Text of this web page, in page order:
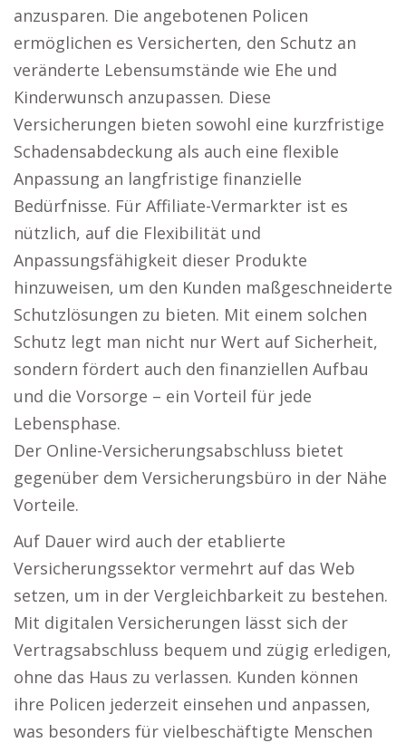
anzusparen. Die angebotenen Policen
ermöglichen es Versicherten, den Schutz an
veränderte Lebensumstände wie Ehe und
Kinderwunsch anzupassen. Diese
Versicherungen bieten sowohl eine kurzfristige
Schadensabdeckung als auch eine flexible
Anpassung an langfristige finanzielle
Bedürfnisse. Für Affiliate-Vermarkter ist es
nützlich, auf die Flexibilität und
Anpassungsfähigkeit dieser Produkte
hinzuweisen, um den Kunden maßgeschneiderte
Schutzlösungen zu bieten. Mit einem solchen
Schutz legt man nicht nur Wert auf Sicherheit,
sondern fördert auch den finanziellen Aufbau
und die Vorsorge – ein Vorteil für jede
Lebensphase.
Der Online-Versicherungsabschluss bietet
gegenüber dem Versicherungsbüro in der Nähe
Vorteile.
Auf Dauer wird auch der etablierte
Versicherungssektor vermehrt auf das Web
setzen, um in der Vergleichbarkeit zu bestehen.
Mit digitalen Versicherungen lässt sich der
Vertragsabschluss bequem und zügig erledigen,
ohne das Haus zu verlassen. Kunden können
ihre Policen jederzeit einsehen und anpassen,
was besonders für vielbeschäftigte Menschen